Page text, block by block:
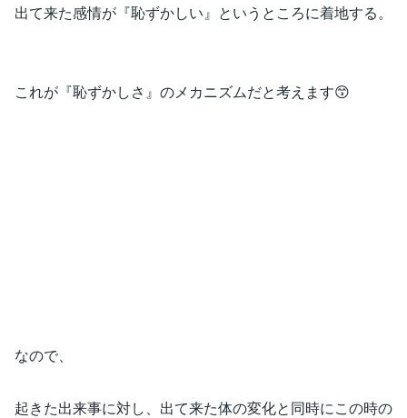
出て来た感情が『恥ずかしい』というところに着地する。
これが『恥ずかしさ』のメカニズムだと考えます😙
なので、
起きた出来事に対し、出て来た体の変化と同時にこの時の